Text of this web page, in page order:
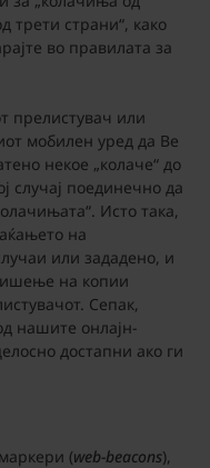
трети страни“, како
во правилата за
прелистувач или
мобилен уред да Ве
некое „колаче“ до
случај поединечно да
Исто така,
на
или зададено, и
на копии
Сепак,
нашите онлајн-
достапни ако ги
(web-beacons),